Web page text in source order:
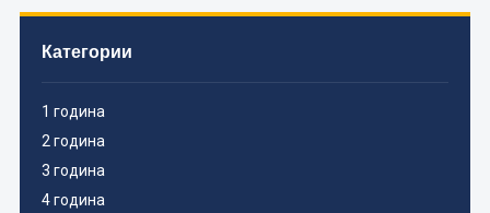
Категории
1 година
2 година
3 година
4 година